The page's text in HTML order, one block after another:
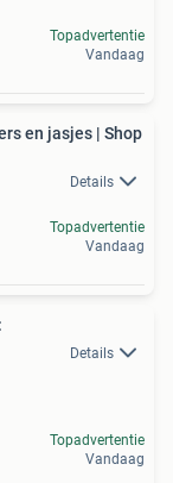
Topadvertentie
Vandaag
en jasjes | Shop
Details
Topadvertentie
Vandaag
Details
Topadvertentie
Vandaag